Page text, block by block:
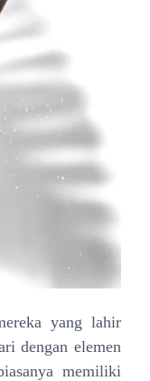
yang lahir
dengan elemen
memiliki